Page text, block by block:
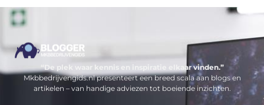
“De plek waar kennis en inspiratie elkaar vinden.”
Mkbbedrijvengids.nl presenteert een breed scala aan blogs en
artikelen – van handige adviezen tot boeiende inzichten.